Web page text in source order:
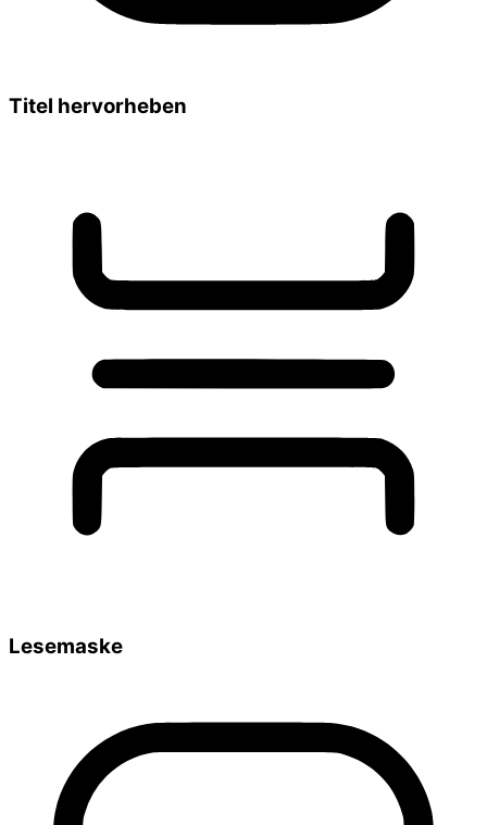
Titel hervorheben
Lesemaske